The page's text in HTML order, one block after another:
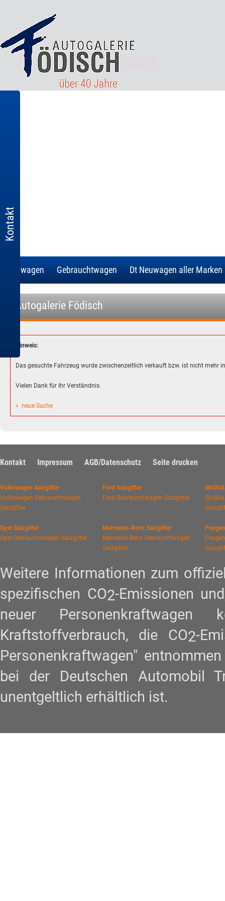
Kontakt
Neuwagen Gebrauchtwagen Dt Neuwagen aller Marken
- Autogalerie Födisch
Hinweis:
Das gesuchte Fahrzeug wurde zwischenzeitlich verkauft bzw. ist nicht mehr
Vielen Dank für Ihr Verständnis.
« neue Suche
Kontakt Impressum AGB/Datenschutz Seite drucken
Volkswagen Salzgitter
Volkswagen Gebrauchtwagen
Salzgitter
Ford Salzgitter
Ford Gebrauchtwagen Salzgitter
Opel Salzgitter
Opel Gebrauchtwagen Salzgitter
Mercedes-Benz Salzgitter
Mercedes-Benz Gebrauchtwagen
Salzgitter
Weitere Informationen zum
spezifischen CO2-Emissionen
neuer
Kraftstoffverbrauch, die CO2-
Personenkraftwagen"
bei der Deutschen Automobil
unentgeltlich erhältlich ist.